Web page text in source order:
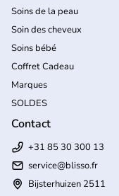
Soins de la peau
Soin des cheveux
Soins bébé
Coffret Cadeau
Marques
SOLDES
Contact
+31 85 30 300 13
service@blisso.fr
Bijsterhuizen 2511